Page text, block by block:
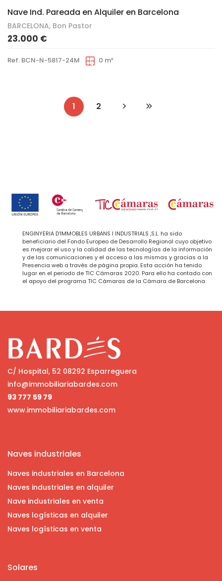
Nave Ind. Pareada en Alquiler en Barcelona
BARCELONA, Bon Pastor
23.000 €
Ref. BCN-N-5817-24M 0 m²
1 2
ENGINYERIA D’IMMOBLES URBANS I INDUSTRIALS ,S.L. ha sido
beneficiario del Fondo Europeo de Desarrollo Regional cuyo objetivo
es mejorar el uso y la calidad de las tecnologías de la información
y de las comunicaciones y el acceso a las mismas y gracias a la
Presencia web a través de página propia. Esta acción ha tenido
lugar en el periodo de TIC Cámaras 2020. Para ello ha contado con
el apoyo del programa TIC Cámaras de la Cámara de Barcelona
C/ Hospital, 52 08292 Esparreguera
info@immobiliariabardes.com
93 777 59 79
www.immobiliariabardes.com
Naves industriales
Naves industriales en Barcelona
Naves industriales en alquiler
Nave industriales en venta
Naves logísticas en alquiler
Naves logísticas en venta
Solares